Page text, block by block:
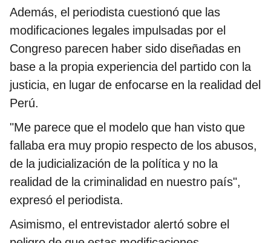
Además, el periodista cuestionó que las
modificaciones legales impulsadas por el
Congreso parecen haber sido diseñadas en
base a la propia experiencia del partido con la
justicia, en lugar de enfocarse en la realidad del
Perú.
"Me parece que el modelo que han visto que
fallaba era muy propio respecto de los abusos,
de la judicialización de la política y no la
realidad de la criminalidad en nuestro país",
expresó el periodista.
Asimismo, el entrevistador alertó sobre el